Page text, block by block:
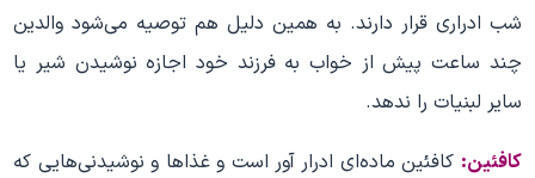
شب ادراری قرار دارند. به همین دلیل هم توصیه می‌شود والدین
چند ساعت پیش از خواب به فرزند خود اجازه نوشیدن شیر یا
سایر لبنیات را ندهد.
کافئین: کافئین ماده‌ای ادرار آور است و غذاها و نوشیدنی‌هایی که